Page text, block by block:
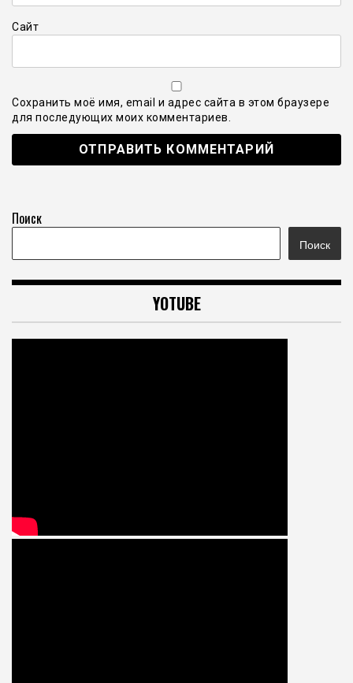
Сайт
Сохранить моё имя, email и адрес сайта в этом браузере
для последующих моих комментариев.
Поиск
Поиск
YOTUBE